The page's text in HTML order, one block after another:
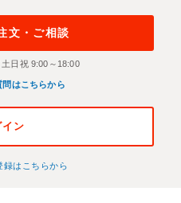
文・ご相談
日祝 9:00～18:00
問はこちらから
イン
録はこちらから